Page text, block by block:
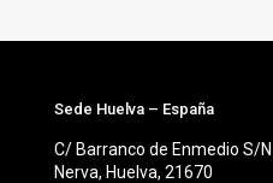
Sede Huelva – España
C/ Barranco de Enmedio S/N
Nerva, Huelva, 21670